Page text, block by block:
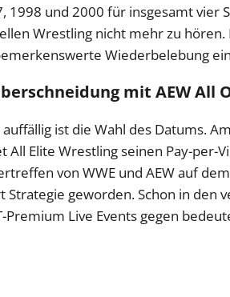
1998 und 2000 für insgesamt vier
Wrestling nicht mehr zu hören.
Wiederbelebung
mit AEW All
ist die Wahl des Datums.
All Elite Wrestling seinen Pay-per-
von WWE und AEW auf
Strategie geworden. Schon in den
Premium Live Events gegen